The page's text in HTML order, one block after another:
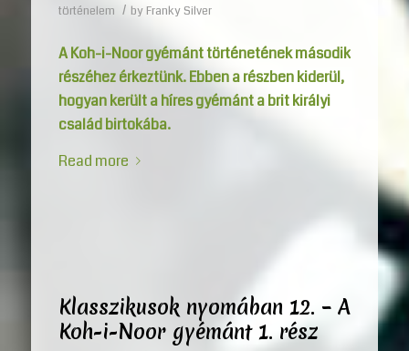
történelem / byFranky Silver
A Koh-i-Noor gyémánt történetének második
részéhez érkeztünk. Ebben a részben kiderül,
hogyan került a híres gyémánt a brit királyi
család birtokába.
Read more
Klasszikusok nyomában 12. – A
Koh-i-Noor gyémánt 1. rész